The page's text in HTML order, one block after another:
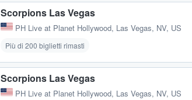
Scorpions Las Vegas
PH Live at Planet Hollywood, Las Vegas, NV, US
Più di 200 biglietti rimasti
Scorpions Las Vegas
PH Live at Planet Hollywood, Las Vegas, NV, US